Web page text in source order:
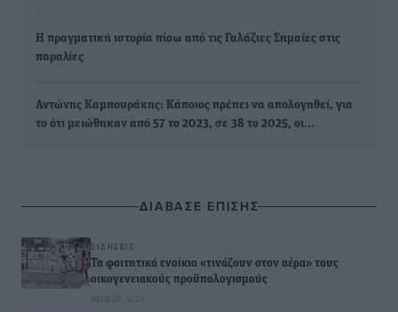
Η πραγματική ιστορία πίσω από τις Γαλάζιες Σημαίες στις
παραλίες
Αντώνης Καμπουράκης: Κάποιος πρέπει να απολογηθεί, για
το ότι μειώθηκαν από 57 το 2023, σε 38 το 2025, οι…
ΔΙΑΒΑΣΕ ΕΠΙΣΗΣ
ΕΙΔΉΣΕΙΣ
Τα φοιτητικά ενοίκια «τινάζουν στον αέρα» τους
οικογενειακούς προϋπολογισμούς
09.08.26 · 10:24